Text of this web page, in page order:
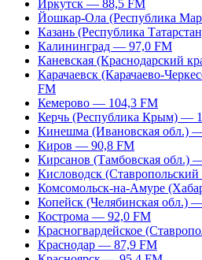
Иркутск — 88,5 FM
Йошкар-Ола (Республика
Казань (Республика
Калининград — 97,0 FM
Каневская (Краснодарский
Карачаевск (Карачаево-
FM
Кемерово — 104,3 FM
Керчь (Республика Крым) —
Кинешма (Ивановская обл.)
Киров — 90,8 FM
Кирсанов (Тамбовская обл.)
Кисловодск
Комсомольск-на-Амуре
Копейск (Челябинская обл.)
Кострома — 92,0 FM
Красногвардейское
Краснодар — 87,9 FM